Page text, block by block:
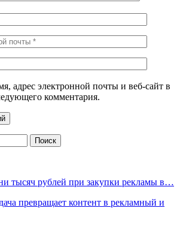
адрес электронной почты и веб-сайт в
комментария.
тысяч рублей при закупки рекламы в…
превращает контент в рекламный и